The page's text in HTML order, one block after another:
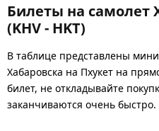
Билеты на самолет
(KHV - HKT)
В таблице представлены
Хабаровска на Пхукет на
билет, не откладывайте
заканчиваются очень быстро.